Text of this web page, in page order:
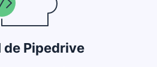
de Pipedrive